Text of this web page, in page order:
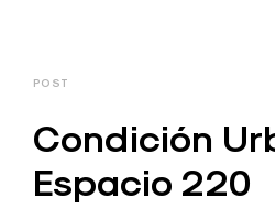
POST
Condición
Espacio 220